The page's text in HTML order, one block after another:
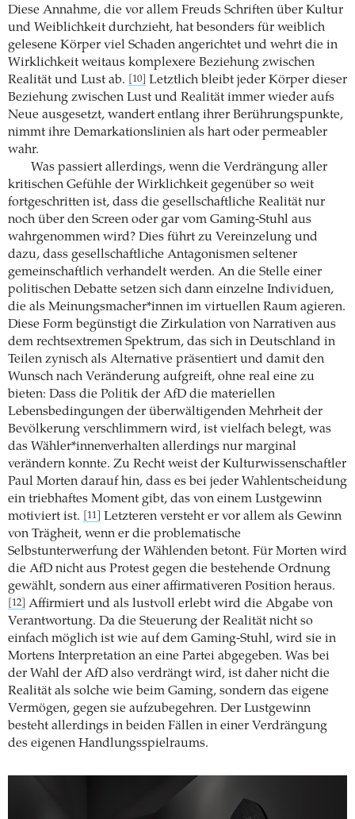
Diese Annahme, die vor allem Freuds Schriften über Kultur
und Weiblichkeit durchzieht, hat besonders für weiblich
gelesene Körper viel Schaden angerichtet und wehrt die in
Wirklichkeit weitaus komplexere Beziehung zwischen
Realität und Lust ab.
[10]
Letztlich bleibt jeder Körper dieser
Beziehung zwischen Lust und Realität immer wieder aufs
Neue ausgesetzt, wandert entlang ihrer Berührungspunkte,
nimmt ihre Demarkationslinien als hart oder permeabler
wahr.
Was passiert allerdings, wenn die Verdrängung aller
kritischen Gefühle der Wirklichkeit gegenüber so weit
fortgeschritten ist, dass die gesellschaftliche Realität nur
noch über den Screen oder gar vom Gaming-Stuhl aus
wahrgenommen wird? Dies führt zu Vereinzelung und
dazu, dass gesellschaftliche Antagonismen seltener
gemeinschaftlich verhandelt werden. An die Stelle einer
politischen Debatte setzen sich dann einzelne Individuen,
die als Meinungsmacher*innen im virtuellen Raum agieren.
Diese Form begünstigt die Zirkulation von Narrativen aus
dem rechtsextremen Spektrum, das sich in Deutschland in
Teilen zynisch als Alternative präsentiert und damit den
Wunsch nach Veränderung aufgreift, ohne real eine zu
bieten: Dass die Politik der AfD die materiellen
Lebensbedingungen der überwältigenden Mehrheit der
Bevölkerung verschlimmern wird, ist vielfach belegt, was
das Wähler*innenverhalten allerdings nur marginal
verändern konnte. Zu Recht weist der Kulturwissenschaftler
Paul Morten darauf hin, dass es bei jeder Wahlentscheidung
ein triebhaftes Moment gibt, das von einem Lustgewinn
motiviert ist.
[11]
Letzteren versteht er vor allem als Gewinn
von Trägheit, wenn er die problematische
Selbstunterwerfung der Wählenden betont. Für Morten wird
die AfD nicht aus Protest gegen die bestehende Ordnung
gewählt, sondern aus einer affirmativeren Position heraus.
[12]
Affirmiert und als lustvoll erlebt wird die Abgabe von
Verantwortung. Da die Steuerung der Realität nicht so
einfach möglich ist wie auf dem Gaming-Stuhl, wird sie in
Mortens Interpretation an eine Partei abgegeben. Was bei
der Wahl der AfD also verdrängt wird, ist daher nicht die
Realität als solche wie beim Gaming, sondern das eigene
Vermögen, gegen sie aufzubegehren. Der Lustgewinn
besteht allerdings in beiden Fällen in einer Verdrängung
des eigenen Handlungsspielraums.